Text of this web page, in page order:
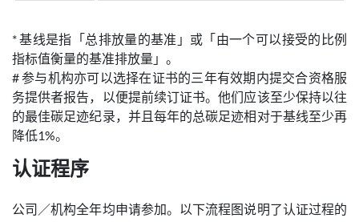
* 基线是指「总排放量的基准」或「由一个可以接受的比例
指标值衡量的基准排放量」。
# 参与机构亦可以选择在证书的三年有效期内提交合资格服
务提供者报告，以便提前续订证书。他们应该至少保持以往
的最佳碳足迹纪录，并且每年的总碳足迹相对于基线至少再
降低1%。
认证程序
公司／机构全年均申请参加。以下流程图说明了认证过程的